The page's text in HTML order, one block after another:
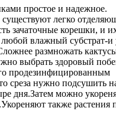
простое и надежное.
легко
зачаточные корешки, и
влажный субстрат-и
размножать
выбрать здоровый
продезинфицированным
среза нужно подсушить
дня.Затем можно
также растения